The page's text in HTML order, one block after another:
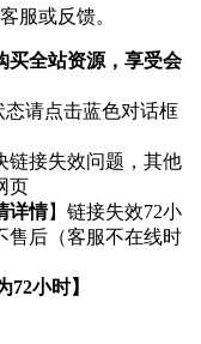
服或反馈。
买全站资源，享受会
态请点击蓝色对话框
链接失效问题，其他
页
详情】链接失效72小
售后（客服不在线时
72小时】